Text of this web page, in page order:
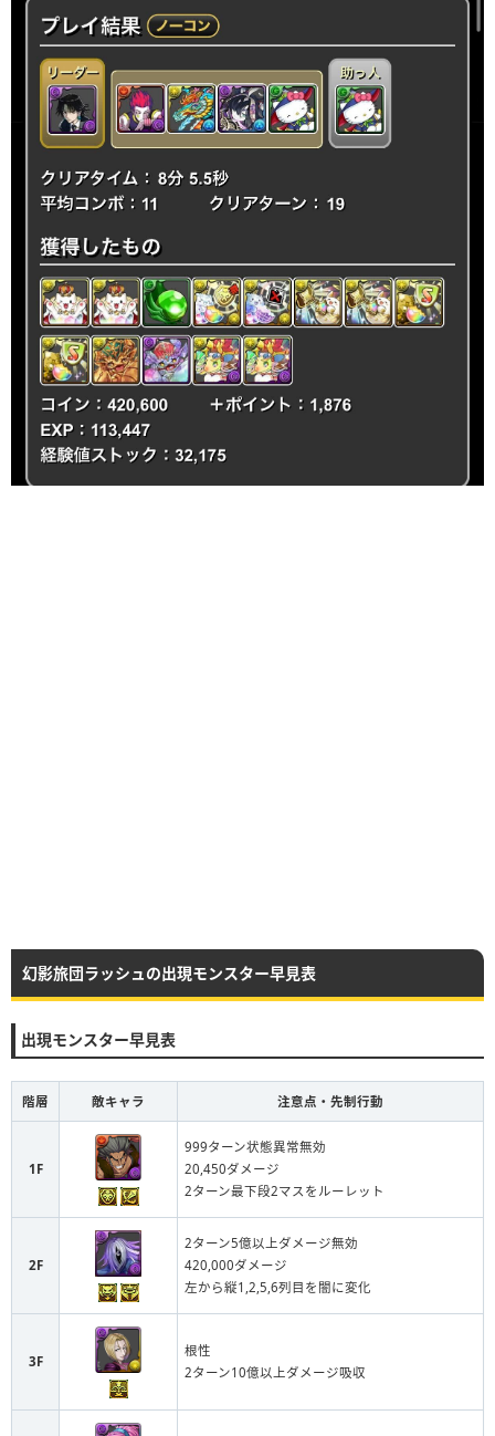
幻影旅団ラッシュの出現モンスター早見表
出現モンスター早見表
階層 敵キャラ 注意点・先制行動
1F
999ターン状態異常無効
20,450ダメージ
2ターン最下段2マスをルーレット
2F
2ターン5億以上ダメージ無効
420,000ダメージ
左から縦1,2,5,6列目を闇に変化
3F
根性
2ターン10億以上ダメージ吸収